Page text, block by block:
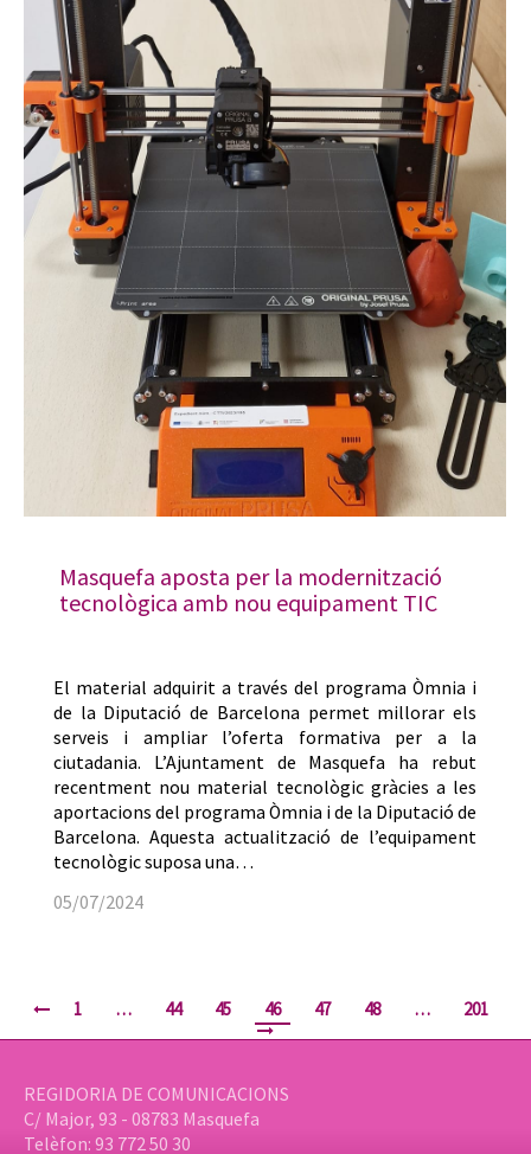
Masquefa aposta per la modernització
tecnològica amb nou equipament TIC
El material adquirit a través del programa Òmnia i
de la Diputació de Barcelona permet millorar els
serveis i ampliar l’oferta formativa per a la
ciutadania. L’Ajuntament de Masquefa ha rebut
recentment nou material tecnològic gràcies a les
aportacions del programa Òmnia i de la Diputació de
Barcelona. Aquesta actualització de l’equipament
tecnològic suposa una…
05/07/2024
1 … 44 45 46 47 48 … 201
REGIDORIA DE COMUNICACIONS
C/ Major, 93 - 08783 Masquefa
Telèfon: 93 772 50 30